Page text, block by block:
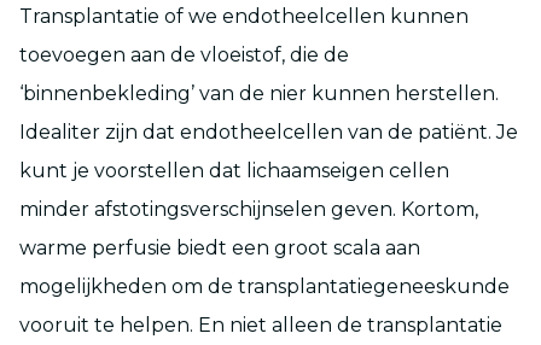
Transplantatie of we endotheelcellen kunnen
toevoegen aan de vloeistof, die de
‘binnenbekleding’ van de nier kunnen herstellen.
Idealiter zijn dat endotheelcellen van de patiënt. Je
kunt je voorstellen dat lichaamseigen cellen
minder afstotingsverschijnselen geven. Kortom,
warme perfusie biedt een groot scala aan
mogelijkheden om de transplantatiegeneeskunde
vooruit te helpen. En niet alleen de transplantatie